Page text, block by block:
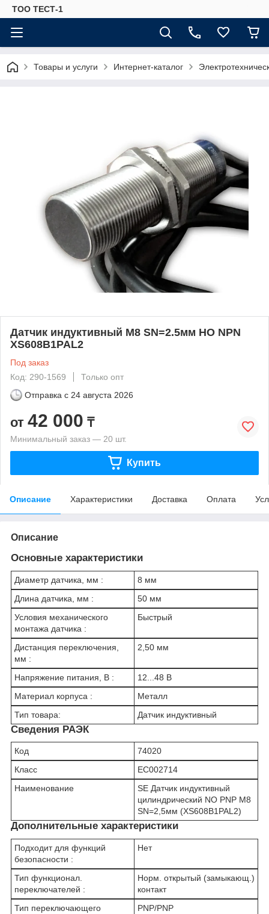
ТОО ТЕСТ-1
Товары и услуги Интернет-каталог
Датчик индуктивный M8 SN=2.5мм НО NPN
XS608B1PAL2
Под заказ
Код: 290-1569
Только опт
Отправка с 24 августа 2026
от 42 000 ₸
Минимальный заказ — 20 шт.
Купить
Описание Характеристики Доставка Оплата
Описание
Основные характеристики
Диаметр датчика, мм :
8 мм
Длина датчика, мм :
50 мм
Условия механического
монтажа датчика :
Быстрый
Дистанция переключения,
мм :
2,50 мм
Напряжение питания, В :
12...48 В
Материал корпуса :
Металл
Тип товара:
Датчик индуктивный
Сведения РАЭК
Код
74020
Класс
EC002714
Наименование
SE Датчик индуктивный
цилиндрический NO PNP М8
SN=2,5мм (XS608B1PAL2)
Дополнительные характеристики
Подходит для функций
безопасности :
Нет
Тип функционал.
переключателей :
Норм. открытый (замыкающ.)
контакт
Тип переключающего
PNP/PNP